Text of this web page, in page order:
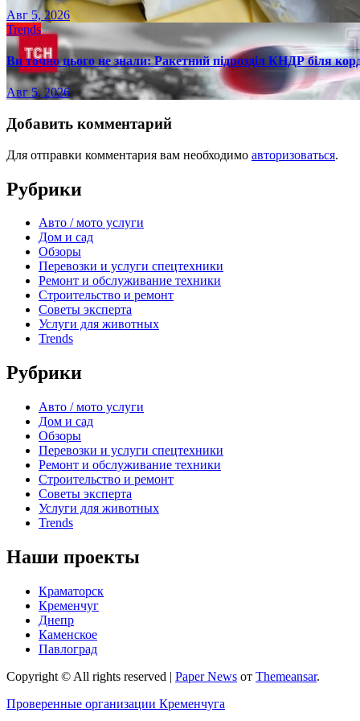
Авг 5, 2026
Trends
Ви точно цього не знали: Ракетний підрозділ КНДР біля
Авг 5, 2026
Добавить комментарий
Для отправки комментария вам необходимо авторизоваться.
Рубрики
Авто / мото услуги
Дом и сад
Обзоры
Перевозки и услуги спецтехники
Ремонт и обслуживание техники
Строительство и ремонт
Советы эксперта
Услуги для животных
Trends
Рубрики
Авто / мото услуги
Дом и сад
Обзоры
Перевозки и услуги спецтехники
Ремонт и обслуживание техники
Строительство и ремонт
Советы эксперта
Услуги для животных
Trends
Наши проекты
Краматорск
Кременчуг
Днепр
Каменское
Павлоград
Copyright © All rights reserved | Paper News от Themeansar.
Проверенные организации Кременчуга